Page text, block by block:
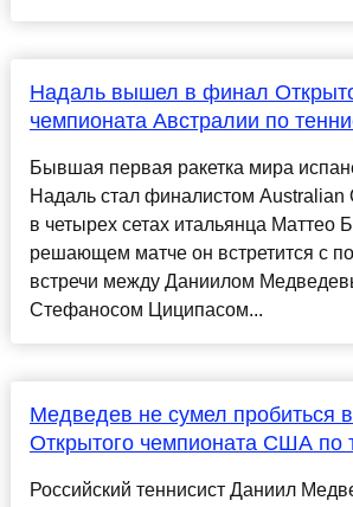
Надаль вышел в финал
чемпионата Австралии по
Бывшая первая ракетка мира
Надаль стал финалистом Australian
в четырех сетах итальянца Маттео
решающем матче он встретится с
встречи между Даниилом
Стефаносом Циципасом...
Медведев не сумел пробиться
Открытого чемпионата США по
Российский теннисист Даниил